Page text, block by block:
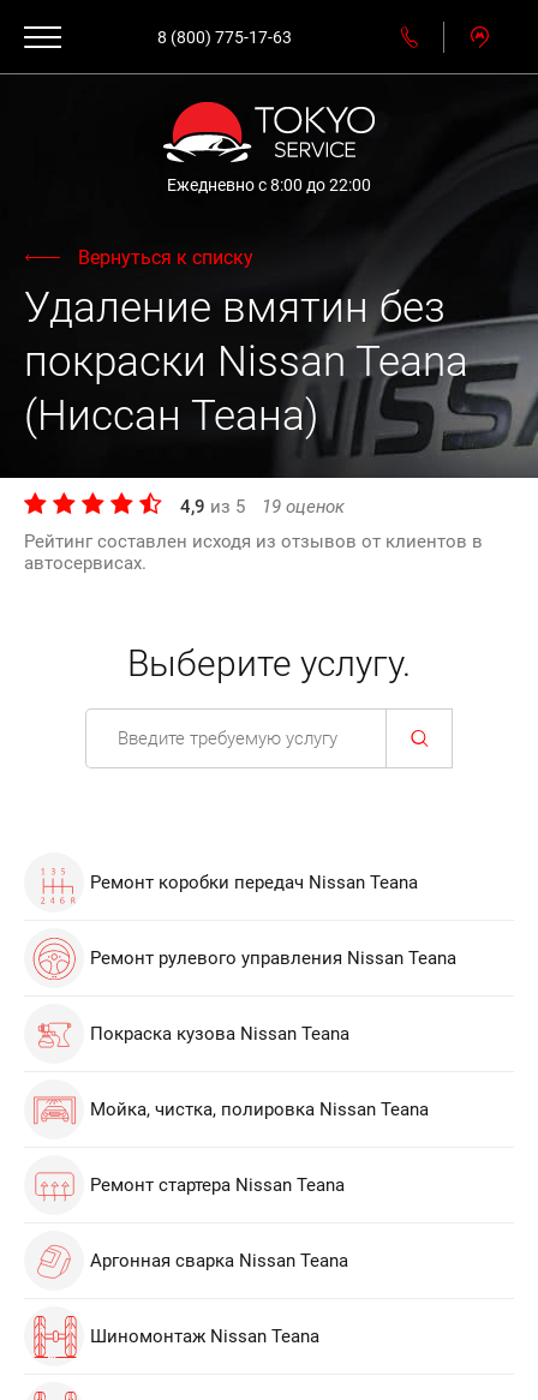
8 (800) 775-17-63
Ежедневно с 8:00 до 22:00
Вернуться к списку
Удаление вмятин без
покраски Nissan Teana
(Ниссан Теана)
4,9 из 5 19 оценок
Рейтинг составлен исходя из отзывов от клиентов в
автосервисах.
Выберите услугу.
Ремонт коробки передач Nissan Teana
Ремонт рулевого управления Nissan Teana
Покраска кузова Nissan Teana
Мойка, чистка, полировка Nissan Teana
Ремонт стартера Nissan Teana
Аргонная сварка Nissan Teana
Шиномонтаж Nissan Teana